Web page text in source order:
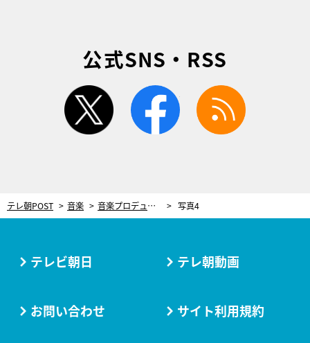
公式SNS・RSS
twitter facebook
テレ朝POST 音楽 音楽プロデューサー・本間昭光の還暦お祝いコンサート、亀梨和也ら豪華7組のSPゲスト発表！ 写真4
テレビ朝日 テレ朝動画
お問い合わせ サイト利用規約